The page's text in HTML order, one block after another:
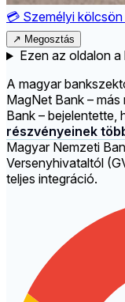
💳 Személyi
↗ Megosztás
Ezen az oldalon
A magyar
MagNet Bank –
Bank – bejelentette,
részvényeinek
Magyar Nemzeti
Versenyhivataltól
teljes integráció.